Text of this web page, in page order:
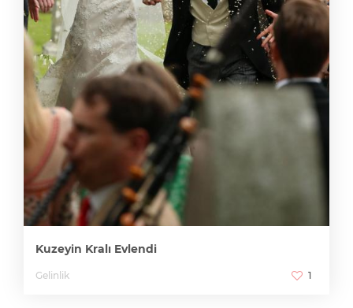
Kuzeyin Kralı Evlendi
Gelinlik 1